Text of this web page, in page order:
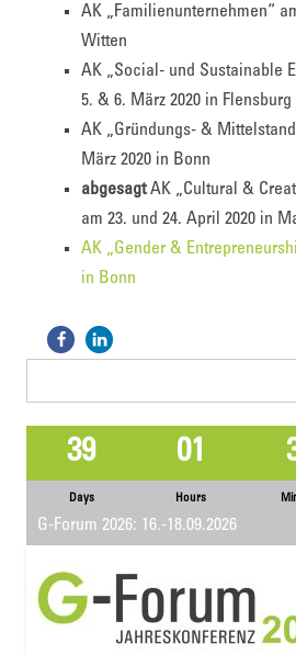
AK „Familienunternehmen“
Witten
AK „Social- und Sustainable
5. & 6. März 2020 in Flensburg
AK „Gründungs- &
März 2020 in Bonn
abgesagtAK „Cultural &
am 23. und 24. April 2020 in
AK „Gender &
in Bonn
39
Days
01
Hours
G-Forum 2026: 16.-18.09.2026